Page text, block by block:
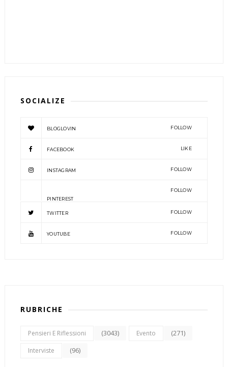
SOCIALIZE
BLOGLOVIN FOLLOW
FACEBOOK LIKE
INSTAGRAM FOLLOW
PINTEREST
FOLLOW
TWITTER FOLLOW
YOUTUBE FOLLOW
RUBRICHE
Pensieri E Riflessioni (3043) Evento (271)
Interviste (96)